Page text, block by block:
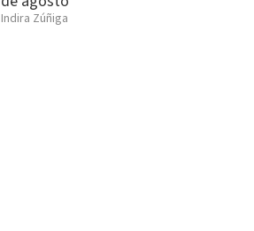
Indira Zúñiga